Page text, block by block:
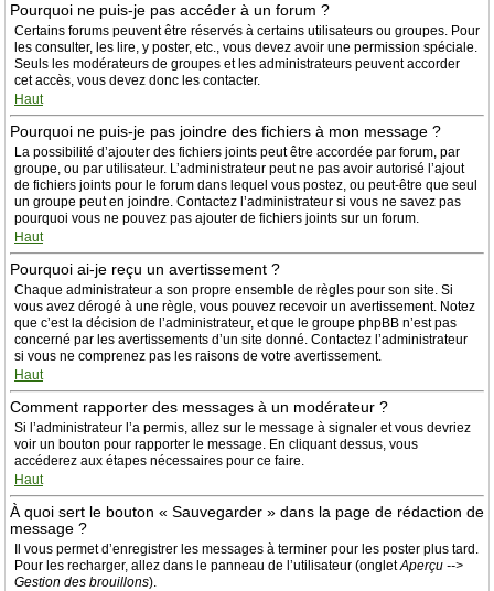
Pourquoi ne puis-je pas accéder à un forum ?
Certains forums peuvent être réservés à certains utilisateurs ou groupes. Pour
les consulter, les lire, y poster, etc., vous devez avoir une permission spéciale.
Seuls les modérateurs de groupes et les administrateurs peuvent accorder
cet accès, vous devez donc les contacter.
Haut
Pourquoi ne puis-je pas joindre des fichiers à mon message ?
La possibilité d’ajouter des fichiers joints peut être accordée par forum, par
groupe, ou par utilisateur. L’administrateur peut ne pas avoir autorisé l’ajout
de fichiers joints pour le forum dans lequel vous postez, ou peut-être que seul
un groupe peut en joindre. Contactez l’administrateur si vous ne savez pas
pourquoi vous ne pouvez pas ajouter de fichiers joints sur un forum.
Haut
Pourquoi ai-je reçu un avertissement ?
Chaque administrateur a son propre ensemble de règles pour son site. Si
vous avez dérogé à une règle, vous pouvez recevoir un avertissement. Notez
que c’est la décision de l’administrateur, et que le groupe phpBB n’est pas
concerné par les avertissements d’un site donné. Contactez l’administrateur
si vous ne comprenez pas les raisons de votre avertissement.
Haut
Comment rapporter des messages à un modérateur ?
Si l’administrateur l’a permis, allez sur le message à signaler et vous devriez
voir un bouton pour rapporter le message. En cliquant dessus, vous
accéderez aux étapes nécessaires pour ce faire.
Haut
À quoi sert le bouton « Sauvegarder » dans la page de rédaction de
message ?
Il vous permet d’enregistrer les messages à terminer pour les poster plus tard.
Pour les recharger, allez dans le panneau de l’utilisateur (ongletAperçu -->
Gestion des brouillons).